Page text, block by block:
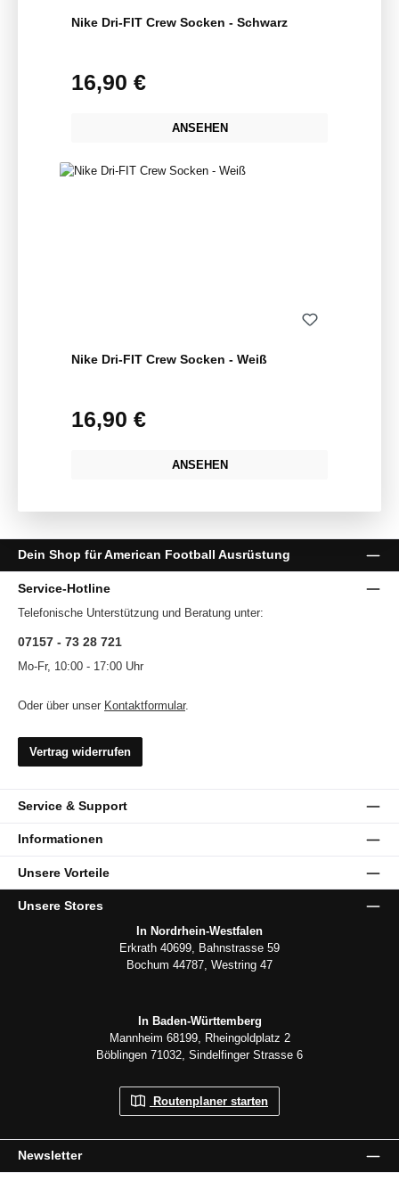
Nike Dri-FIT Crew Socken - Schwarz
Regulärer Preis:
16,90 €
ANSEHEN
Nike Dri-FIT Crew Socken - Weiß
Regulärer Preis:
16,90 €
ANSEHEN
Dein Shop für American Football Ausrüstung
Service-Hotline
Telefonische Unterstützung und Beratung unter:
07157 - 73 28 721
Mo-Fr, 10:00 - 17:00 Uhr
Oder über unser Kontaktformular.
Vertrag widerrufen
Service & Support
Informationen
Unsere Vorteile
Newsletter
Unsere Stores
In Nordrhein-Westfalen
Erkrath 40699, Bahnstrasse 59
Bochum 44787, Westring 47
In Baden-Württemberg
Mannheim 68199, Rheingoldplatz 2
Böblingen 71032, Sindelfinger Strasse 6
Routenplaner starten